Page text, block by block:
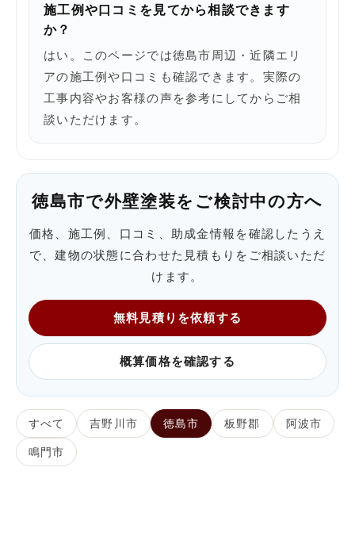
施工例や口コミを見てから相談できます
か？
はい。このページでは徳島市周辺・近隣エリ
アの施工例や口コミも確認できます。実際の
工事内容やお客様の声を参考にしてからご相
談いただけます。
徳島市で外壁塗装をご検討中の方へ
価格、施工例、口コミ、助成金情報を確認したうえ
で、建物の状態に合わせた見積もりをご相談いただ
けます。
無料見積りを依頼する
概算価格を確認する
すべて 吉野川市 徳島市 板野郡 阿波市
鳴門市